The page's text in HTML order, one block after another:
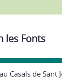
les Fonts
Casals de Sant